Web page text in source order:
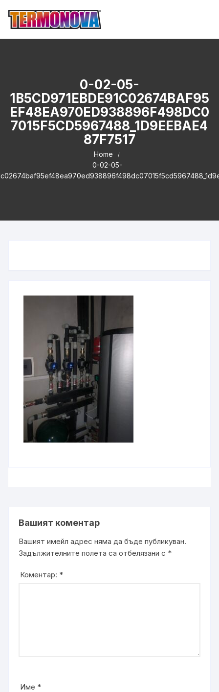
0-02-05-
1B5CD971EBDE91C02674BAF95
EF48EA970ED938896F498DC0
7015F5CD5967488_1D9EEBAE4
87F7517
Home
0-02-05-
Вашият коментар
Вашият имейл адрес няма да бъде публикуван.
Задължителните полета са отбелязани с *
Коментар: *
Име *